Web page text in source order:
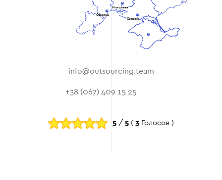
Одесса
Херсон
Николаев
info@outsourcing.team
+38 (067) 409 15 25
5 / 5 ( 3 Голосов )